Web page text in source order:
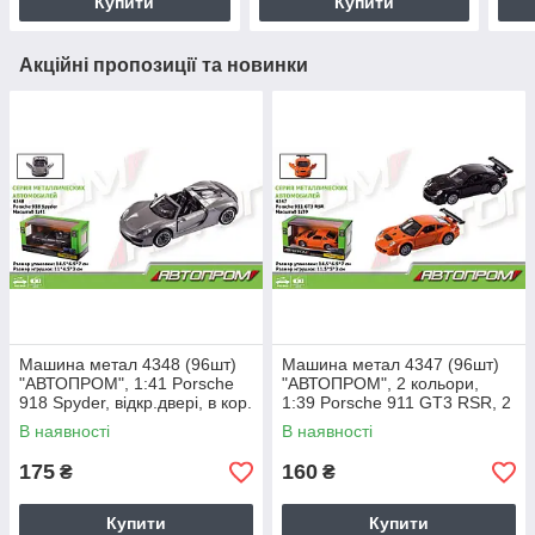
Акційні пропозиції та новинки
Машина метал 4348 (96шт)
"АВТОПРОМ", 1:41 Porsche
918 Spyder, відкр.двері, в кор.
14,5 * 6,5 * 7см
В наявності
175 ₴
Купити
Машина метал 4347 (96шт)
"АВТОПРОМ", 2 кольори,
1:39 Porsche 911 GT3 RSR, 2
кольори, відкр.двері, в кор. 14
В наявності
160 ₴
Купити